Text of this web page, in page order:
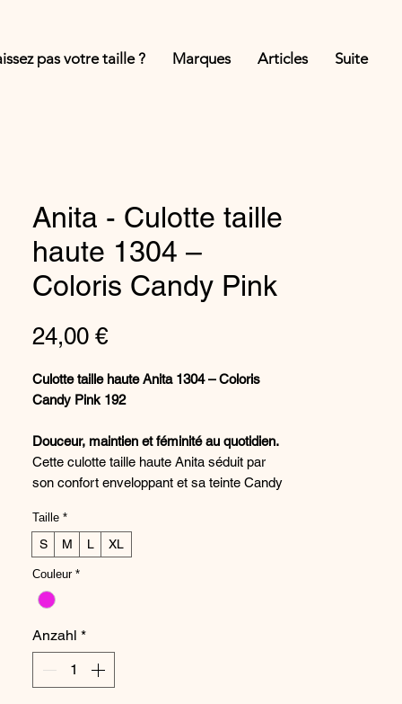
pas votre taille ? Marques Articles Suite
Anita - Culotte taille
haute 1304 –
Coloris Candy Pink
24,00 €Preis
Culotte taille haute Anita 1304 – Coloris
Candy Pink 192
Douceur, maintien et féminité au quotidien.
Cette culotte taille haute Anita séduit par
son confort enveloppant et sa teinte Candy
idéale pour allier bien-être et élégance
discrète.
La culotte taille haute Anita 1304 est
conçue pour offrir un maintien optimal tout
journée. Sa coupe haute enveloppe
joliment le ventre et affine la silhouette
Taille *
S M L XL
Couleur *
Anzahl *